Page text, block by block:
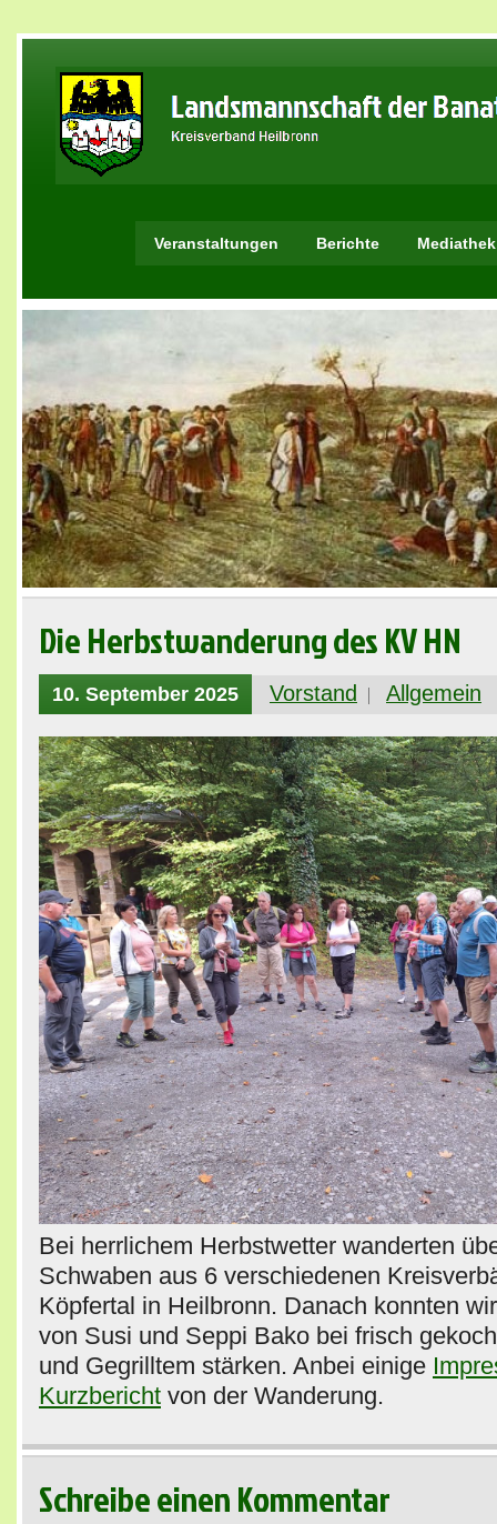
Veranstaltungen Berichte Mediathek
Die Herbstwanderung des KV HN
10. September 2025 Vorstand Allgemein
Bei herrlichem Herbstwetter wanderten
Schwaben aus 6 verschiedenen
Köpfertal in Heilbronn. Danach konnten
von Susi und Seppi Bako bei frisch
und Gegrilltem stärken. Anbei einige
Kurzbericht von der Wanderung.
Schreibe einen Kommentar